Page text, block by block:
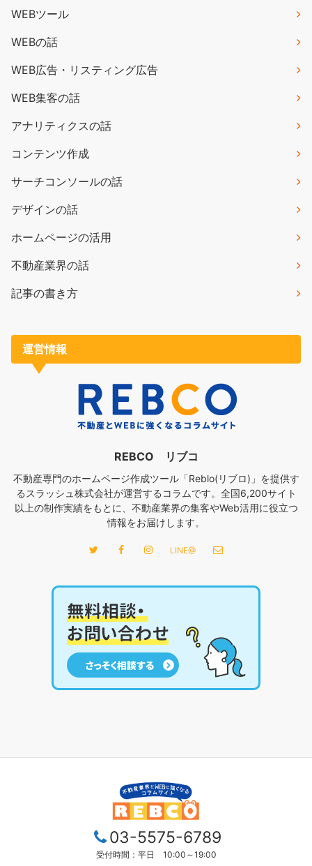
WEBツール
WEBの話
WEB広告・リスティング広告
WEB集客の話
アナリティクスの話
コンテンツ作成
サーチコンソールの話
デザインの話
ホームページの活用
不動産業界の話
記事の書き方
運営情報
REBCO リブコ
不動産専門のホームページ作成ツール「Reblo(リブロ)」を提供す
るスラッシュ株式会社が運営するコラムです。全国6,200サイト
以上の制作実績をもとに、不動産業界の集客やWeb活用に役立つ
情報をお届けします。
LINE@
03-5575-6789
受付時間：平日 10:00～19:00